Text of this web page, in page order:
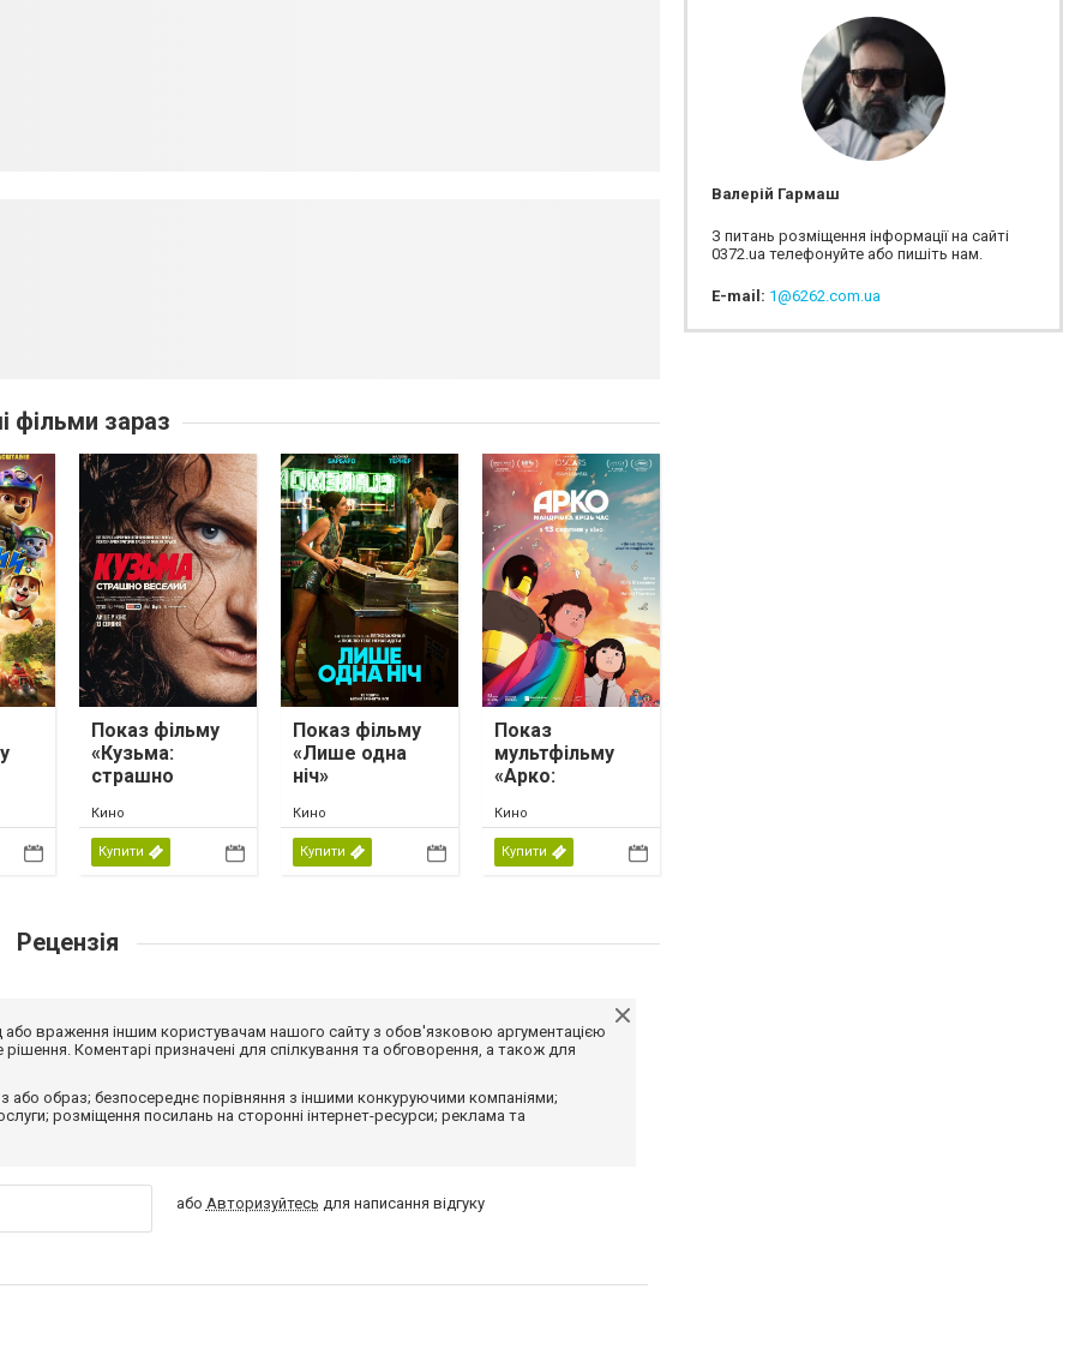
фільми зараз
Показ фільму
«Кузьма:
страшно
Кино
Купити
Показ фільму
«Лише одна
ніч»
Кино
Купити
Показ
мультфільму
«Арко:
час»
Кино
Купити
Рецензія
або враження іншим користувачам нашого сайту з обов'язковою аргументацією
Коментарі призначені для спілкування та обговорення, а також для
або образ; безпосереднє порівняння з іншими конкуруючими компаніями;
розміщення посилань на сторонні інтернет-ресурси; реклама та
або Авторизуйтесь для написання відгуку
Валерій Гармаш
З питань розміщення інформації на сайті
0372.ua телефонуйте або пишіть нам.
E-mail: 1@6262.com.ua